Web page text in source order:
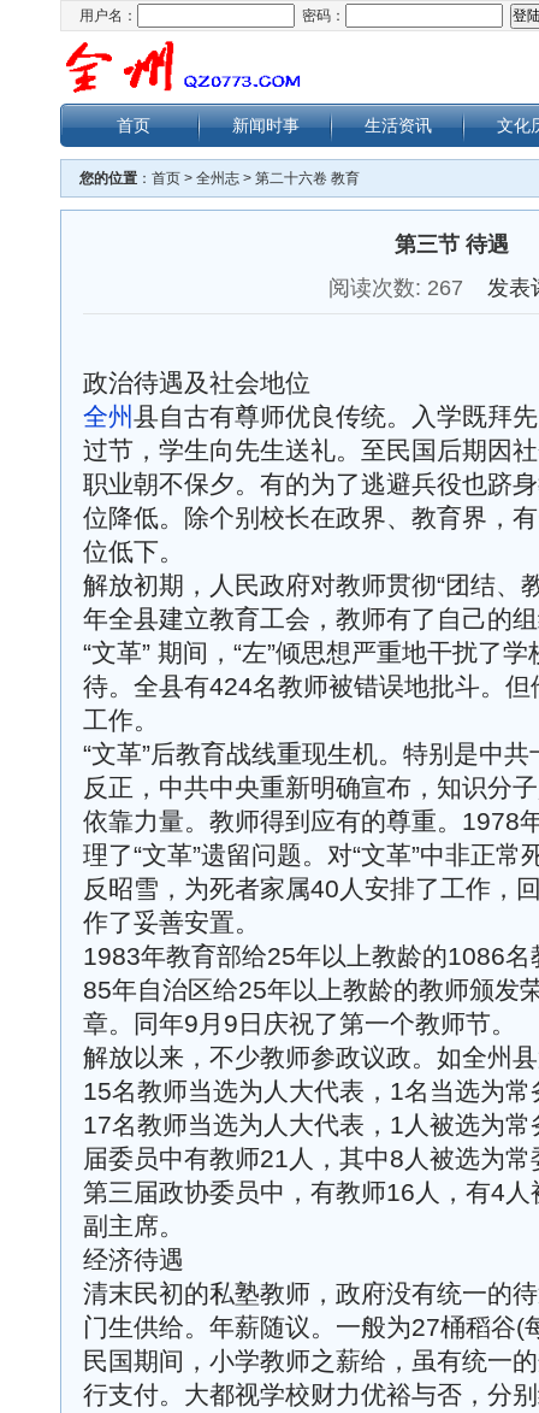
用户名： 密码：
首页 新闻时事 生活资讯 文化
您的位置 ： 首页 > 全州志 > 第二十六卷 教育
第三节 待遇
阅读次数: 267 发表
政治待遇及社会地位
全州县自古有尊师优良传统。入学既拜
过节，学生向先生送礼。至民国后期因
职业朝不保夕。有的为了逃避兵役也跻
位降低。除个别校长在政界、教育界，
位低下。
解放初期，人民政府对教师贯彻“团结、
年全县建立教育工会，教师有了自己的
“文革” 期间，“左”倾思想严重地干扰了
待。全县有424名教师被错误地批斗。
工作。
“文革”后教育战线重现生机。特别是中
反正，中共中央重新明确宣布，知识分
依靠力量。教师得到应有的尊重。1978
理了“文革”遗留问题。对“文革”中非正
反昭雪，为死者家属40人安排了工作，
作了妥善安置。
1983年教育部给25年以上教龄的1086
85年自治区给25年以上教龄的教师颁发
章。同年9月9日庆祝了第一个教师节。
解放以来，不少教师参政议政。如全州
15名教师当选为人大代表，1名当选为
17名教师当选为人大代表，1人被选为
届委员中有教师21人，其中8人被选为
第三届政协委员中，有教师16人，有4
副主席。
经济待遇
清末民初的私塾教师，政府没有统一的
门生供给。年薪随议。一般为27桶稻谷(
民国期间，小学教师之薪给，虽有统一
行支付。大都视学校财力优裕与否，分